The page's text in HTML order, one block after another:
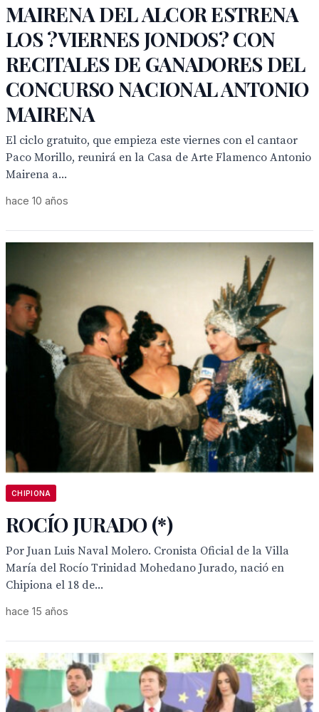
MAIRENA DEL ALCOR ESTRENA
LOS ?VIERNES JONDOS? CON
RECITALES DE GANADORES DEL
CONCURSO NACIONAL ANTONIO
MAIRENA
El ciclo gratuito, que empieza este viernes con el cantaor
Paco Morillo, reunirá en la Casa de Arte Flamenco Antonio
Mairena a...
hace 10 años
CHIPIONA
ROCÍO JURADO (*)
Por Juan Luis Naval Molero. Cronista Oficial de la Villa
María del Rocío Trinidad Mohedano Jurado, nació en
Chipiona el 18 de...
hace 15 años